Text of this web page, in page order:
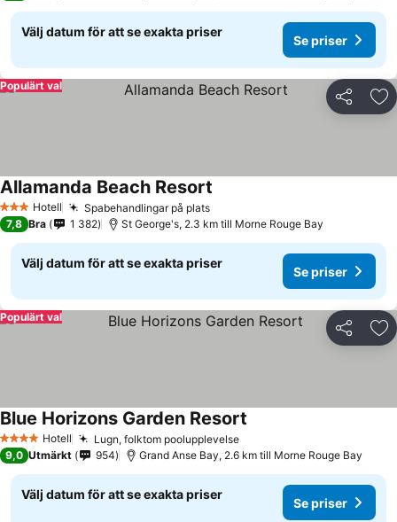
Välj datum för att se exakta priser
Se priser
Dela
Populärt val
3 StjärnorHotell Spabehandlingar på plats
Allamanda Beach Resort
7,8 Bra 1 382 St George's, 2.3 km till Morne Rouge Bay
Välj datum för att se exakta priser
Se priser
Dela
Populärt val
4 StjärnorHotell Lugn, folktom poolupplevelse
Blue Horizons Garden Resort
9,0 Utmärkt 954 Grand Anse Bay, 2.6 km till Morne Rouge Bay
Välj datum för att se exakta priser
Se priser